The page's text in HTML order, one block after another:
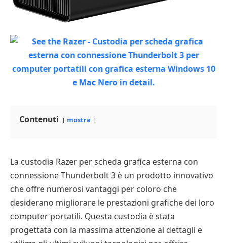
Contenuti mostra
La custodia Razer per scheda grafica esterna con
connessione Thunderbolt 3 è un prodotto innovativo
che offre numerosi vantaggi per coloro che
desiderano migliorare le prestazioni grafiche dei loro
computer portatili. Questa custodia è stata
progettata con la massima attenzione ai dettagli e